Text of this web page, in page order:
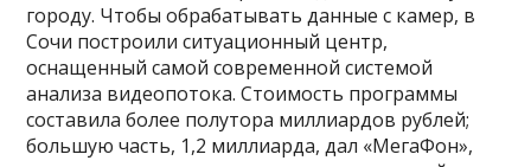
городу. Чтобы обрабатывать данные с камер, в
Сочи построили ситуационный центр,
оснащенный самой современной системой
анализа видеопотока. Стоимость программы
составила более полутора миллиардов рублей;
большую часть, 1,2 миллиарда, дал «МегаФон»,